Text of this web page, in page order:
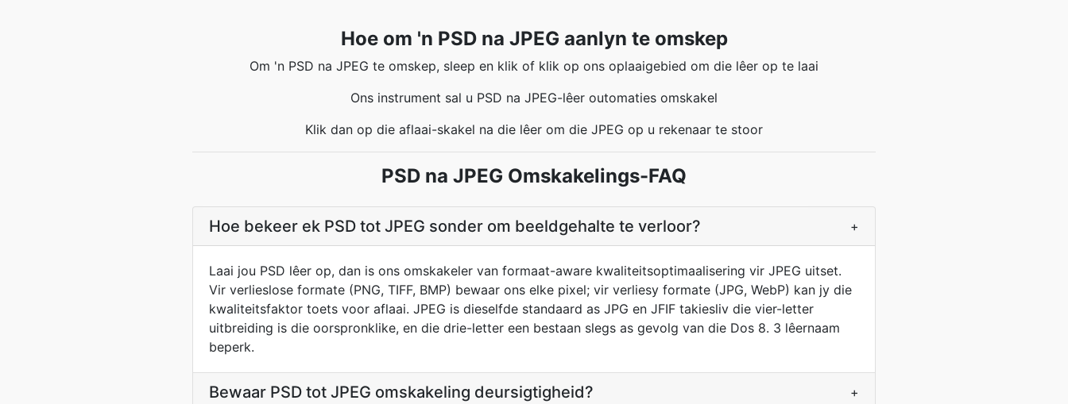
Hoe om 'n PSD na JPEG aanlyn te omskep
Om 'n PSD na JPEG te omskep, sleep en klik of klik op ons oplaaigebied om die lêer op te laai
Ons instrument sal u PSD na JPEG-lêer outomaties omskakel
Klik dan op die aflaai-skakel na die lêer om die JPEG op u rekenaar te stoor
PSD na JPEG Omskakelings-FAQ
Hoe bekeer ek PSD tot JPEG sonder om beeldgehalte te verloor? +
Laai jou PSD lêer op, dan is ons omskakeler van formaat-aware kwaliteitsoptimaalisering vir JPEG uitset.
Vir verlieslose formate (PNG, TIFF, BMP) bewaar ons elke pixel; vir verliesy formate (JPG, WebP) kan jy die
kwaliteitsfaktor toets voor aflaai. JPEG is dieselfde standaard as JPG en JFIF takiesliv die vier-letter
uitbreiding is die oorspronklike, en die drie-letter een bestaan slegs as gevolg van die Dos 8. 3 lêernaam
beperk.
Bewaar PSD tot JPEG omskakeling deursigtigheid? +